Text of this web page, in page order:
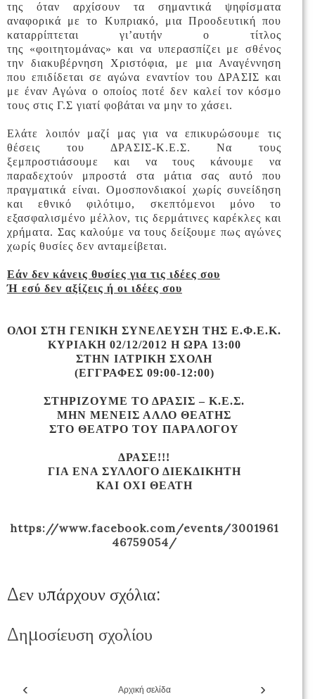
της όταν αρχίσουν τα σημαντικά ψηφίσματα
αναφορικά με το Κυπριακό, μια Προοδευτική που
καταρρίπτεται γι’αυτήν ο τίτλος
της «φοιτητομάνας»και να υπερασπίζει με σθένος
την διακυβέρνηση Χριστόφια, με μια Αναγέννηση
που επιδίδεται σε αγώνα εναντίον του ΔΡΑΣΙΣ και
με έναν Αγώνα ο οποίος ποτέ δεν καλεί τον κόσμο
τους στις Γ.Σ γιατί φοβάται να μην το χάσει.
Ελάτε λοιπόν μαζί μας για να επικυρώσουμε τις
θέσεις του ΔΡΑΣΙΣ-Κ.Ε.Σ. Να τους
ξεμπροστιάσουμε και να τους κάνουμε να
παραδεχτούν μπροστά στα μάτια σας αυτό που
πραγματικά είναι. Ομοσπονδιακοί χωρίς συνείδηση
και εθνικό φιλότιμο, σκεπτόμενοι μόνο το
εξασφαλισμένο μέλλον, τις δερμάτινες καρέκλες και
χρήματα. Σας καλούμε να τους δείξουμε πως αγώνες
χωρίς θυσίες δεν ανταμείβεται.
Εάν δεν κάνεις θυσίες για τις ιδέες σου
Ή εσύ δεν αξίζεις ή οι ιδέες σου
ΟΛΟΙ ΣΤΗ ΓΕΝΙΚΗ ΣΥΝΕΛΕΥΣΗ ΤΗΣ Ε.Φ.Ε.Κ.
ΚΥΡΙΑΚΗ 02/12/2012 Η ΩΡΑ 13:00
ΣΤΗΝ ΙΑΤΡΙΚΗ ΣΧΟΛΗ
(ΕΓΓΡΑΦΕΣ 09:00-12:00)
ΣΤΗΡΙΖΟΥΜΕ ΤΟ ΔΡΑΣΙΣ – Κ.Ε.Σ.
ΜΗΝ ΜΕΝΕΙΣ ΑΛΛΟ ΘΕΑΤΗΣ
ΣΤΟ ΘΕΑΤΡΟ ΤΟΥ ΠΑΡΑΛΟΓΟΥ
ΔΡΑΣΕ!!!
ΓΙΑ ΕΝΑ ΣΥΛΛΟΓΟ ΔΙΕΚΔΙΚΗΤΗ
ΚΑΙ ΟΧΙ ΘΕΑΤΗ
https://www.facebook.com/events/3001961
46759054/
Δεν υπάρχουν σχόλια:
Δημοσίευση σχολίου
‹ ›
Αρχική σελίδα